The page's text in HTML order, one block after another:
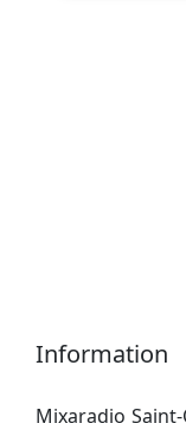
Information
Mixaradio